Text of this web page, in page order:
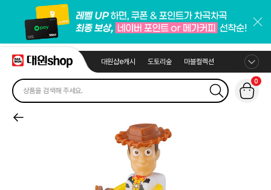
대원샵e캐시 도토리숲 마블컬렉션
0